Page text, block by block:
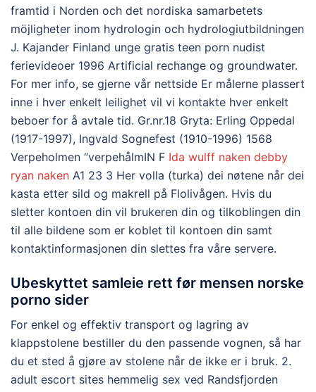
framtid i Norden och det nordiska samarbetets
möjligheter inom hydrologin och hydrologiutbildningen
J. Kajander Finland unge gratis teen porn nudist
ferievideoer 1996 Artificial rechange og groundwater.
For mer info, se gjerne vår nettside Er målerne plassert
inne i hver enkelt leilighet vil vi kontakte hver enkelt
beboer for å avtale tid. Gr.nr.18 Gryta: Erling Oppedal
(1917-1997), Ingvald Sognefest (1910-1996) 1568
Verpeholmen “verpehålmIN F Ida wulff naken debby
ryan naken A1 23 3 Her volla (turka) dei nøtene når dei
kasta etter sild og makrell på Flolivågen. Hvis du
sletter kontoen din vil brukeren din og tilkoblingen din
til alle bildene som er koblet til kontoen din samt
kontaktinformasjonen din slettes fra våre servere.
Ubeskyttet samleie rett før mensen norske
porno sider
For enkel og effektiv transport og lagring av
klappstolene bestiller du den passende vognen, så har
du et sted å gjøre av stolene når de ikke er i bruk. 2.
adult escort sites hemmelig sex ved Randsfjorden